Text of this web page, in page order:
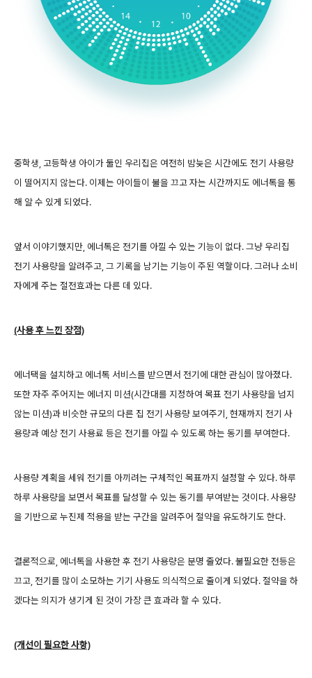
중학생, 고등학생 아이가 둘인 우리집은 여전히 밤늦은 시간에도 전기 사용량
이 떨어지지 않는다. 이제는 아이들이 불을 끄고 자는 시간까지도 에너톡을 통
해 알 수 있게 되었다.
앞서 이야기했지만, 에너톡은 전기를 아낄 수 있는 기능이 없다. 그냥 우리집
전기 사용량을 알려주고, 그 기록을 남기는 기능이 주된 역할이다. 그러나 소비
자에게 주는 절전효과는 다른 데 있다.
(사용 후 느낀 장점)
에너택을 설치하고 에너톡 서비스를 받으면서 전기에 대한 관심이 많아졌다.
또한 자주 주어지는 에너지 미션(시간대를 지정하여 목표 전기 사용량을 넘지
않는 미션)과 비슷한 규모의 다른 집 전기 사용량 보여주기, 현재까지 전기 사
용량과 예상 전기 사용료 등은 전기를 아낄 수 있도록 하는 동기를 부여한다.
사용량 계획을 세워 전기를 아끼려는 구체적인 목표까지 설정할 수 있다. 하루
하루 사용량을 보면서 목표를 달성할 수 있는 동기를 부여받는 것이다. 사용량
을 기반으로 누진제 적용을 받는 구간을 알려주어 절약을 유도하기도 한다.
결론적으로, 에너톡을 사용한 후 전기 사용량은 분명 줄었다. 불필요한 전등은
끄고, 전기를 많이 소모하는 기기 사용도 의식적으로 줄이게 되었다. 절약을 하
겠다는 의지가 생기게 된 것이 가장 큰 효과라 할 수 있다.
(개선이 필요한 사항)